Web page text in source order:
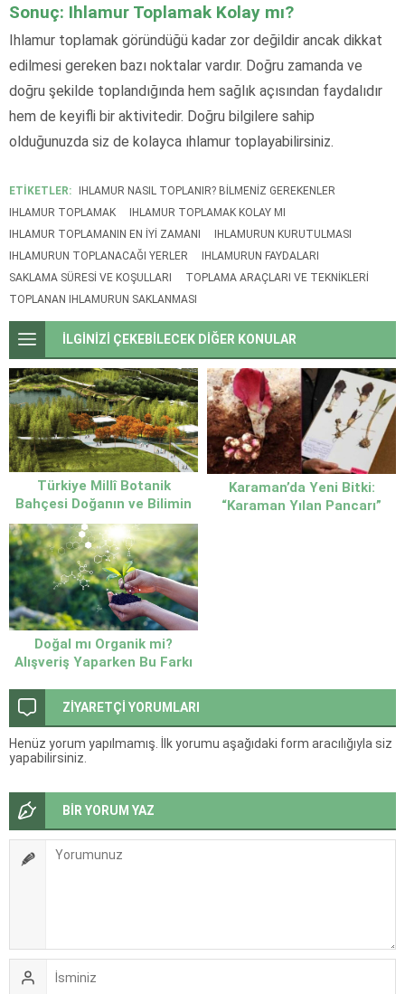
Sonuç: Ihlamur Toplamak Kolay mı?
Ihlamur toplamak göründüğü kadar zor değildir ancak dikkat
edilmesi gereken bazı noktalar vardır. Doğru zamanda ve
doğru şekilde toplandığında hem sağlık açısından faydalıdır
hem de keyifli bir aktivitedir. Doğru bilgilere sahip
olduğunuzda siz de kolayca ıhlamur toplayabilirsiniz.
ETİKETLER:
IHLAMUR NASIL TOPLANIR? BILMENIZ GEREKENLER
IHLAMUR TOPLAMAK
IHLAMUR TOPLAMAK KOLAY MI
IHLAMUR TOPLAMANIN EN İYI ZAMANI
IHLAMURUN KURUTULMASI
IHLAMURUN TOPLANACAĞI YERLER
IHLAMURUN FAYDALARI
SAKLAMA SÜRESI VE KOŞULLARI
TOPLAMA ARAÇLARI VE TEKNIKLERI
TOPLANAN IHLAMURUN SAKLANMASI
İLGİNİZİ ÇEKEBİLECEK DİĞER KONULAR
Türkiye Millî Botanik
Bahçesi Doğanın ve Bilimin
Buluşma Noktası
Karaman’da Yeni Bitki:
“Karaman Yılan Pancarı”
Doğal mı Organik mi?
Alışveriş Yaparken Bu Farkı
Seçiyor!
ZİYARETÇİ YORUMLARI
Henüz yorum yapılmamış. İlk yorumu aşağıdaki form aracılığıyla siz
yapabilirsiniz.
BİR YORUM YAZ